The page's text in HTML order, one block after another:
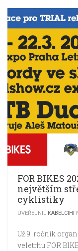
FOR BIKES
největším
cyklistiky
UVEŘEJNIL KABELCIHI
Už 9. ročník
veletrhu FOR